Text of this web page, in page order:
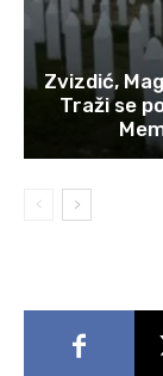
Zvizdić,
Traži se